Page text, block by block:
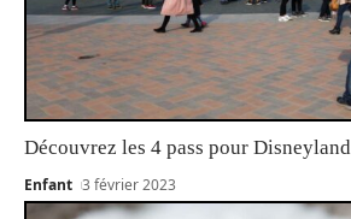
Découvrez les 4 pass pour Disneyland
Enfant 3 février 2023